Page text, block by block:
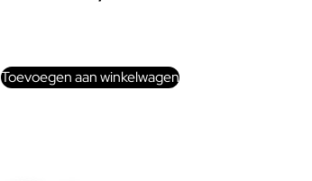
Toevoegen aan winkelwagen